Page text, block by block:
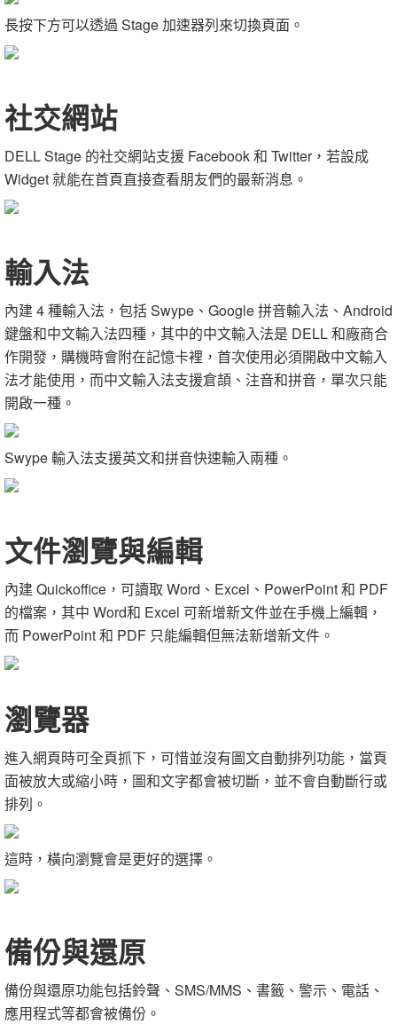
長按下方可以透過 Stage 加速器列來切換頁面。
社交網站
DELL Stage 的社交網站支援 Facebook 和 Twitter，若設成
Widget 就能在首頁直接查看朋友們的最新消息。
輸入法
內建 4 種輸入法，包括 Swype、Google 拼音輸入法、Android
鍵盤和中文輸入法四種，其中的中文輸入法是 DELL 和廠商合
作開發，購機時會附在記憶卡裡，首次使用必須開啟中文輸入
法才能使用，而中文輸入法支援倉頡、注音和拼音，單次只能
開啟一種。
Swype 輸入法支援英文和拼音快速輸入兩種。
文件瀏覽與編輯
內建 Quickoffice，可讀取 Word、Excel、PowerPoint 和 PDF
的檔案，其中 Word和 Excel 可新增新文件並在手機上編輯，
而 PowerPoint 和 PDF 只能編輯但無法新增新文件。
瀏覽器
進入網頁時可全頁抓下，可惜並沒有圖文自動排列功能，當頁
面被放大或縮小時，圖和文字都會被切斷，並不會自動斷行或
排列。
這時，橫向瀏覽會是更好的選擇。
備份與還原
備份與還原功能包括鈴聲、SMS/MMS、書籤、警示、電話、
應用程式等都會被備份。